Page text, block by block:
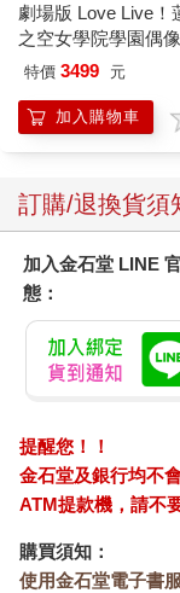
劇場版 Love Live！
之空女學院學園偶
樂部 Bloom Garden
組
特價 3499 元
加入購物車
訂購/退換貨須
加入金石堂 LINE
態：
提醒您！！
金石堂及銀行均不
ATM提款機，請不
購買須知：
使用金石堂電子書